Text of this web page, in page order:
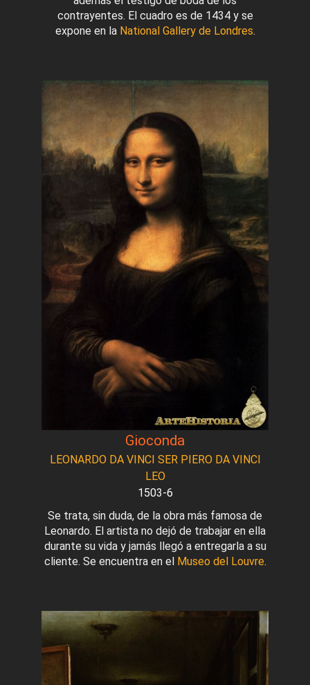
contrayentes. El cuadro es de 1434 y se
expone en la National Gallery de Londres.
Gioconda
LEONARDO DA VINCI SER PIERO DA VINCI
LEO
1503-6
Se trata, sin duda, de la obra más famosa de
Leonardo. El artista no dejó de trabajar en ella
durante su vida y jamás llegó a entregarla a su
cliente. Se encuentra en el Museo del Louvre.